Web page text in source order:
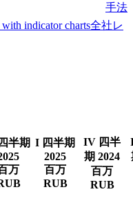
手法
indicator charts全社レ
半期
万
I 四半期
2025
百万
RUB
IV 四半
期 2024
百万
RUB